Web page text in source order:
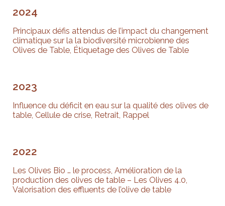
2024
Principaux défis attendus de l’impact du changement
climatique sur la la biodiversité microbienne des
Olives de Table, Étiquetage des Olives de Table
2023
Influence du déficit en eau sur la qualité des olives de
table, Cellule de crise, Retrait, Rappel
2022
Les Olives Bio … le process, Amélioration de la
production des olives de table – Les Olives 4.0,
Valorisation des effluents de l’olive de table